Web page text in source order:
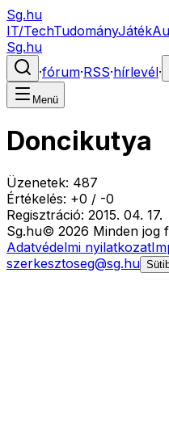
Sg.hu
IT/TechTudományJáték
Sg.hu
·fórum·RSS·hírlevél·
Menü
Doncikutya
Üzenetek: 487
Értékelés: +0 / -0
Regisztráció: 2015. 04. 17.
Sg.hu© 2026 Minden jog
Adatvédelmi nyilatkozat
szerkesztoseg@sg.hu